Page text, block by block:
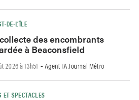
DE-L’ÎLE
des encombrants
à Beaconsfield
2026 à 13h51 - Agent IA Journal Métro
ET SPECTACLES